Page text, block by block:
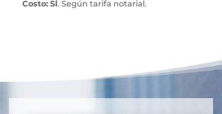
Costo: SÍ. Según tarifa notarial.